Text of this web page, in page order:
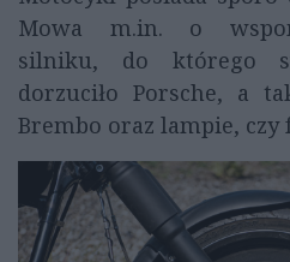
Mowa m.in. o
silniku, do którego
dorzuciło Porsche, a
Brembo oraz lampie, czy